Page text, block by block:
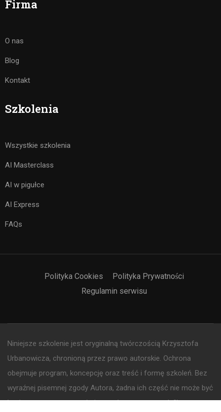
Firma
O nas
Blog
Kontakt
Szkolenia
Wszystkie szkolenia
AI Masterclass
AI w pigułce
AI Express
FAQs
Polityka Cookies
Polityka Prywatności
Regulamin serwisu
Niniejsze szkolenie jest oryginalną twórczością Krzysztofa
Urbanowicza, chronioną przez prawo autorskie. Ochrona
obejmuje program, koncepcję oraz treść i formę szkoleń. Bez
wyraźnej pisemnej zgody Autora, żadna ich część nie może być
kopiowana, rozpowszechniana, adaptowana, modyfikowana,